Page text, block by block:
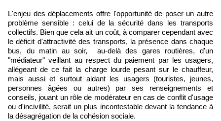
L'enjeu des déplacements offre l'opportunité de poser un autre
problème sensible : celui de la sécurité dans les transports
collectifs. Bien que cela ait un coût, à comparer cependant avec
le déficit d'attractivité des transports, la présence dans chaque
bus, du matin au soir, au-delà des gares routières, d'un
"médiateur" veillant au respect du paiement par les usagers,
allégeant de ce fait la charge lourde pesant sur le chauffeur,
mais aussi et surtout aidant les usagers (touristes, jeunes,
personnes âgées ou autres) par ses renseignements et
conseils, jouant un rôle de modérateur en cas de conflit d'usage
ou d'incivilité, serait un plus incontestable devant la tendance à
la désagrégation de la cohésion sociale.